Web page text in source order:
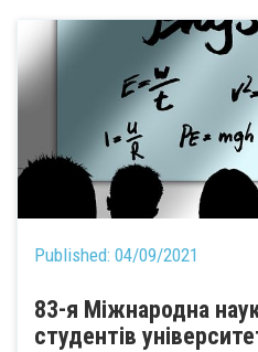
Published: 04/09/2021
83-я Міжнародна
студентів